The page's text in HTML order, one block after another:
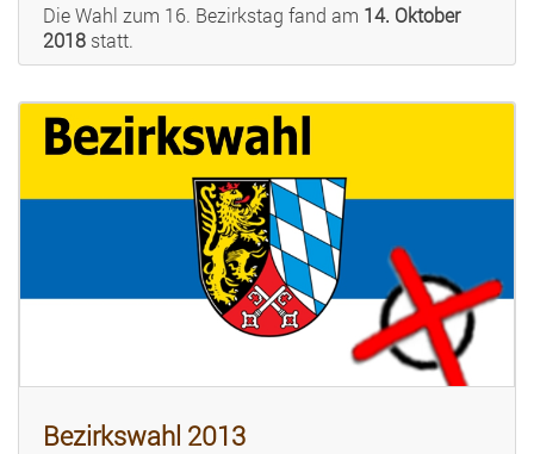
Die Wahl zum 16. Bezirkstag fand am 14. Oktober
2018 statt.
Bezirkswahl 2013